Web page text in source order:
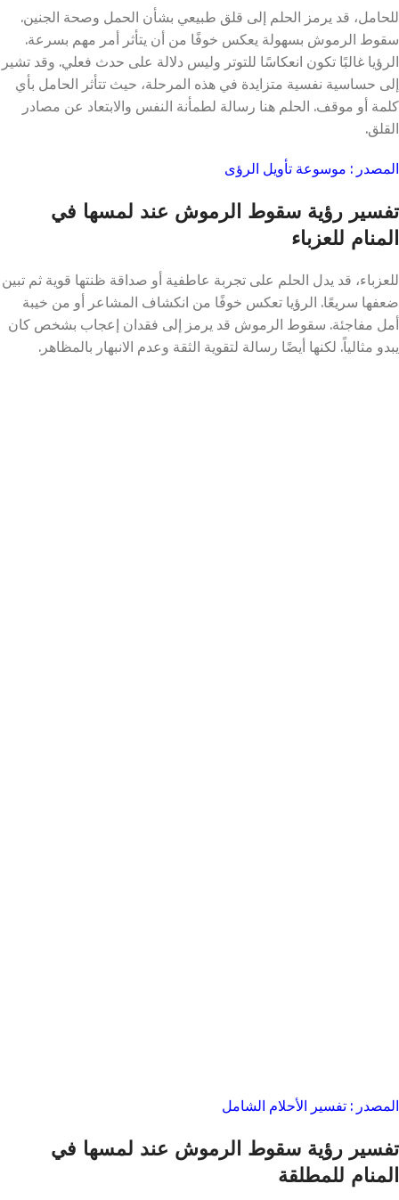
للحامل، قد يرمز الحلم إلى قلق طبيعي بشأن الحمل وصحة الجنين.
سقوط الرموش بسهولة يعكس خوفًا من أن يتأثر أمر مهم بسرعة.
الرؤيا غالبًا تكون انعكاسًا للتوتر وليس دلالة على حدث فعلي. وقد تشير
إلى حساسية نفسية متزايدة في هذه المرحلة، حيث تتأثر الحامل بأي
كلمة أو موقف. الحلم هنا رسالة لطمأنة النفس والابتعاد عن مصادر
القلق.
المصدر : موسوعة تأويل الرؤى
تفسير رؤية سقوط الرموش عند لمسها في
المنام للعزباء
للعزباء، قد يدل الحلم على تجربة عاطفية أو صداقة ظنتها قوية ثم تبين
ضعفها سريعًا. الرؤيا تعكس خوفًا من انكشاف المشاعر أو من خيبة
أمل مفاجئة. سقوط الرموش قد يرمز إلى فقدان إعجاب بشخص كان
يبدو مثالياً. لكنها أيضًا رسالة لتقوية الثقة وعدم الانبهار بالمظاهر.
المصدر : تفسير الأحلام الشامل
تفسير رؤية سقوط الرموش عند لمسها في
المنام للمطلقة